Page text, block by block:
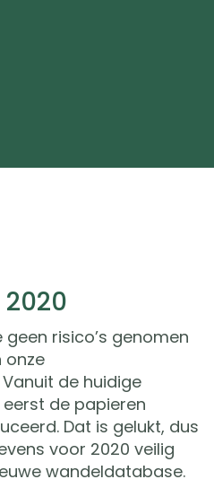
risico’s genomen
onze
de huidige
de papieren
Dat is gelukt, dus
voor 2020 veilig
wandeldatabase.